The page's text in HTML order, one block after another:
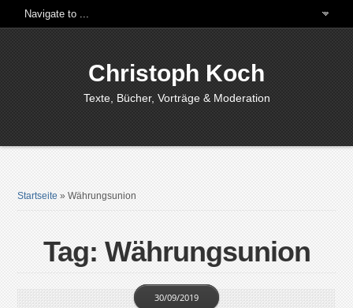
Christoph Koch
Texte, Bücher, Vorträge & Moderation
Startseite »Währungsunion
Tag: Währungsunion
30/09/2019